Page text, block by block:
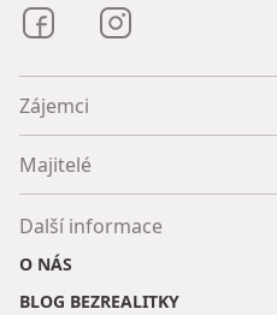
Bezrealitky na Facebooku
Zájemci
Majitelé
Další informace
O NÁS
BLOG BEZREALITKY